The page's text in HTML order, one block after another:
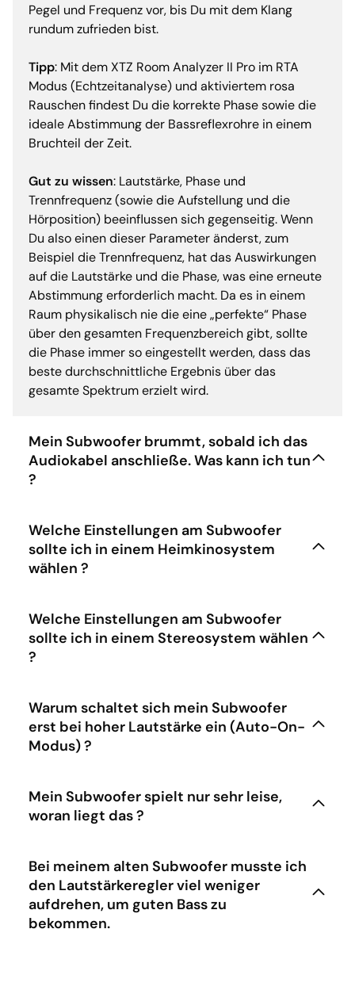
Pegel und Frequenz vor, bis Du mit dem Klang
rundum zufrieden bist.
Tipp: Mit dem XTZ Room Analyzer II Pro im RTA
Modus (Echtzeitanalyse) und aktiviertem rosa
Rauschen findest Du die korrekte Phase sowie die
ideale Abstimmung der Bassreflexrohre in einem
Bruchteil der Zeit.
Gut zu wissen: Lautstärke, Phase und
Trennfrequenz (sowie die Aufstellung und die
Hörposition) beeinflussen sich gegenseitig. Wenn
Du also einen dieser Parameter änderst, zum
Beispiel die Trennfrequenz, hat das Auswirkungen
auf die Lautstärke und die Phase, was eine erneute
Abstimmung erforderlich macht. Da es in einem
Raum physikalisch nie die eine „perfekte“ Phase
über den gesamten Frequenzbereich gibt, sollte
die Phase immer so eingestellt werden, dass das
beste durchschnittliche Ergebnis über das
gesamte Spektrum erzielt wird.
Mein Subwoofer brummt, sobald ich das
Audiokabel anschließe. Was kann ich tun
?
Welche Einstellungen am Subwoofer
sollte ich in einem Heimkinosystem
wählen ?
Welche Einstellungen am Subwoofer
sollte ich in einem Stereosystem wählen
?
Warum schaltet sich mein Subwoofer
erst bei hoher Lautstärke ein (Auto-On-
Modus) ?
Mein Subwoofer spielt nur sehr leise,
woran liegt das ?
Bei meinem alten Subwoofer musste ich
den Lautstärkeregler viel weniger
aufdrehen, um guten Bass zu
bekommen.